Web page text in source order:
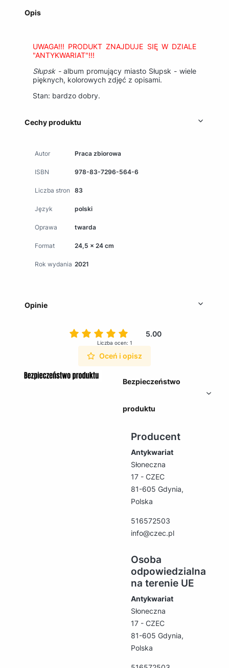
Opis
UWAGA!!! PRODUKT ZNAJDUJE SIĘ W DZIALE
"ANTYKWARIAT"!!!
Słupsk -album promujący miasto Słupsk - wiele
pięknych, kolorowych zdjęć z opisami.
Stan: bardzo dobry.
Cechy produktu
Autor Praca zbiorowa
ISBN 978-83-7296-564-6
Liczba stron 83
Język polski
Oprawa twarda
Format 24,5 x 24 cm
Rok wydania 2021
Opinie
5.00
Liczba ocen: 1
Oceń i opisz
Bezpieczeństwo
produktu
Producent
Antykwariat
Słoneczna
17 - CZEC
81-605 Gdynia,
Polska
516572503
info@czec.pl
Osoba
odpowiedzialna
na terenie UE
Antykwariat
Słoneczna
17 - CZEC
81-605 Gdynia,
Polska